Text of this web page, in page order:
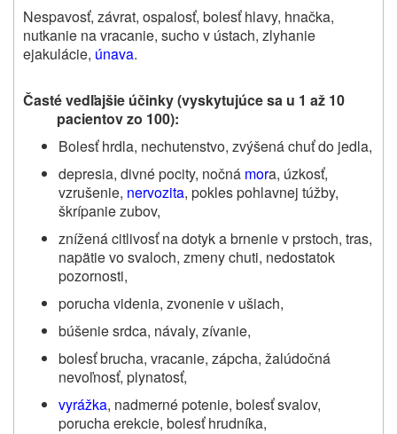
Nespavosť, závrat, ospalosť, bolesť hlavy, hnačka,
nutkanie na vracanie, sucho v ústach, zlyhanie
ejakulácie, únava.
Časté vedľajšie účinky (vyskytujúce sa u 1 až 10
pacientov zo 100):
Bolesť hrdla, nechutenstvo, zvýšená chuť do jedla,
depresia, divné pocity, nočná mora, úzkosť,
vzrušenie, nervozita, pokles pohlavnej túžby,
škrípanie zubov,
znížená citlivosť na dotyk a brnenie v prstoch, tras,
napätie vo svaloch, zmeny chuti, nedostatok
pozornosti,
porucha videnia, zvonenie v ušiach,
búšenie srdca, návaly, zívanie,
bolesť brucha, vracanie, zápcha, žalúdočná
nevoľnosť, plynatosť,
vyrážka, nadmerné potenie, bolesť svalov,
porucha erekcie, bolesť hrudníka,